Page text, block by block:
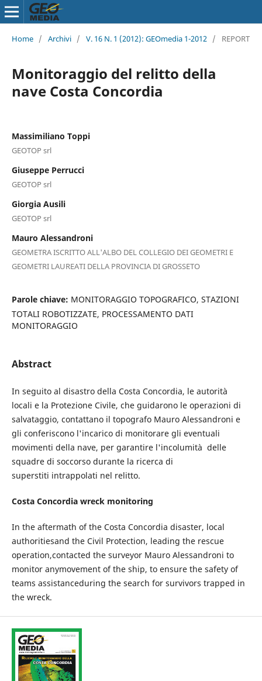
Home / Archivi / V. 16 N. 1 (2012): GEOmedia 1-2012 / REPORT
Monitoraggio del relitto della
nave Costa Concordia
Massimiliano Toppi
GEOTOP srl
Giuseppe Perrucci
GEOTOP srl
Giorgia Ausili
GEOTOP srl
Mauro Alessandroni
GEOMETRA ISCRITTO ALL'ALBO DEL COLLEGIO DEI GEOMETRI E
GEOMETRI LAUREATI DELLA PROVINCIA DI GROSSETO
Parole chiave: MONITORAGGIO TOPOGRAFICO, STAZIONI
TOTALI ROBOTIZZATE, PROCESSAMENTO DATI
MONITORAGGIO
Abstract
In seguito al disastro della Costa Concordia, le autorità
locali e la Protezione Civile, che guidarono le operazioni di
salvataggio, contattano il topografo Mauro Alessandroni e
gli conferiscono l'incarico di monitorare gli eventuali
movimenti della nave, per garantire l'incolumità delle
squadre di soccorso durante la ricerca di
superstiti intrappolati nel relitto.
Costa Concordia wreck monitoring
In the aftermath of the Costa Concordia disaster, local
authoritiesand the Civil Protection, leading the rescue
operation,contacted the surveyor Mauro Alessandroni to
monitor anymovement of the ship, to ensure the safety of
teams assistanceduring the search for survivors trapped in
the wreck.